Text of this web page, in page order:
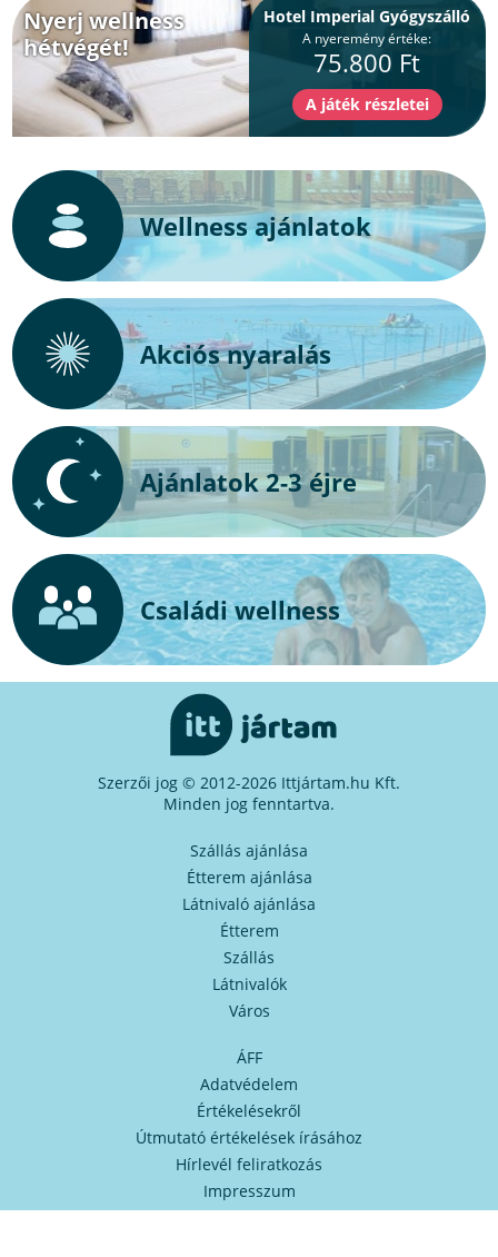
Nyerj wellness
hétvégét!
Hotel Imperial Gyógyszálló
A nyeremény értéke:
75.800 Ft
Wellness ajánlatok
Akciós nyaralás
Ajánlatok 2-3 éjre
Családi wellness
Szerzői jog © 2012-2026 Ittjártam.hu Kft.
Minden jog fenntartva.
Szállás ajánlása
Étterem ajánlása
Látnivaló ajánlása
Étterem
Szállás
Látnivalók
Város
ÁFF
Adatvédelem
Értékelésekről
Útmutató értékelések írásához
Hírlevél feliratkozás
Impresszum